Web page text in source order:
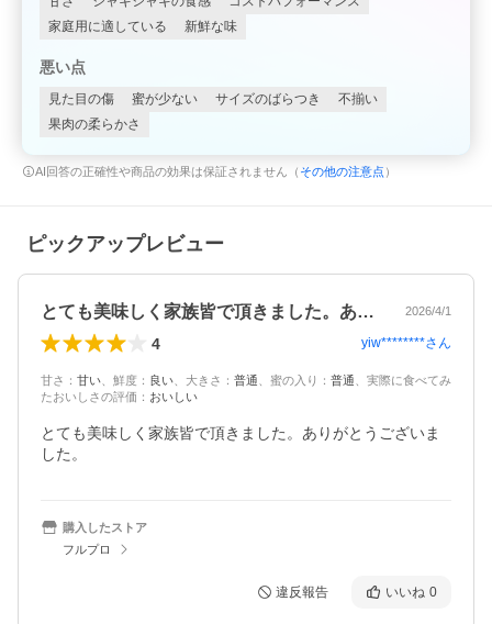
家庭用に適している
新鮮な味
悪い点
見た目の傷 蜜が少ない サイズのばらつき
不揃い
果肉の柔らかさ
AI回答の正確性や商品の効果は保証されません（ その他の注意点 ）
ピックアップレビュー
とても美味しく家族皆で頂きました。あり… 2026/4/1
4 yiw********さん
甘さ ： 甘い 鮮度 ： 良い 大きさ ： 普通 蜜の入り ： 普通
実際に食べてみ
たおいしさの評価 ： おいしい
とても美味しく家族皆で頂きました。ありがとうございま
した。
購入したストア
フルプロ
違反報告 いいね 0